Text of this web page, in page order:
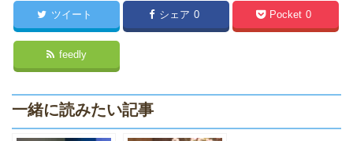
ツイート シェア 0 Pocket 0
feedly
一緒に読みたい記事